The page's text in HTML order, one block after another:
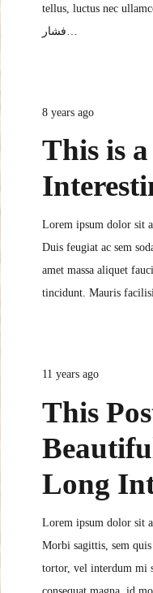
tellus, luctus nec
8 years ago
This is
Lorem ipsum dolor sit
Duis feugiat ac sem
amet massa aliquet
tincidunt. Mauris
11 years ago
This
Long
Lorem ipsum dolor sit
Morbi sagittis, sem
tortor, vel interdum mi
consequat magna, id